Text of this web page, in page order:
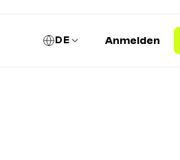
DE Anmelden